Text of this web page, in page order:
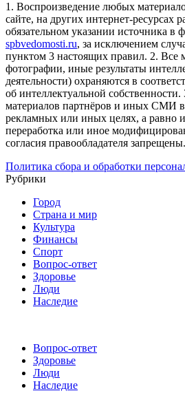
1. Воспроизведение любых
сайте, на других интернет-ресурсах
обязательном указании источника в
spbvedomosti.ru, за исключением
пунктом 3 настоящих правил. 2. Все
фотографии, иные результаты
деятельности) охраняются в
об интеллектуальной собственности.
материалов партнёров и иных СМИ
рекламных или иных целях, а равно
переработка или иное
согласия правообладателя запрещены.
Политика сбора и обработки
Рубрики
Город
Страна и мир
Культура
Финансы
Спорт
Вопрос-ответ
Здоровье
Люди
Наследие
Вопрос-ответ
Здоровье
Люди
Наследие